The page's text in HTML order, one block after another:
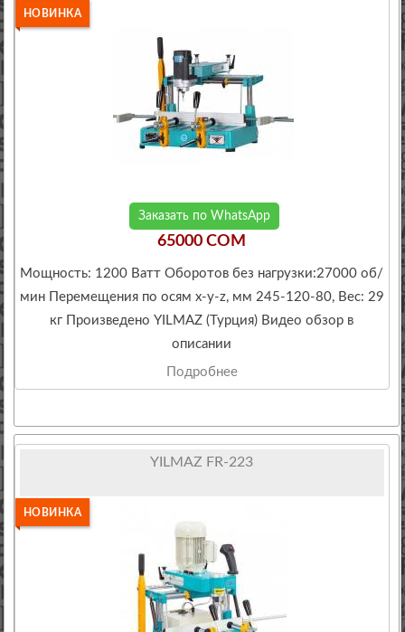
НОВИНКА
Заказать по WhatsApp
65000 COM
Мощность: 1200 Ватт Оборотов без нагрузки:27000 об/
мин Перемещения по осям x-y-z, мм 245-120-80, Вес: 29
кг Произведено YILMAZ (Турция) Видео обзор в
описании
Подробнее
YILMAZ FR-223
НОВИНКА